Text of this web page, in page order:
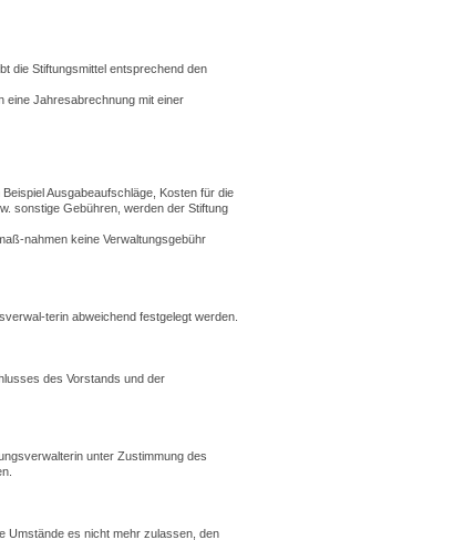
die Stiftungsmittel entsprechend den
eine Jahresabrechnung mit einer
Ausgabeaufschläge, Kosten für die
sonstige Gebühren, werden der Stiftung
nahmen keine Verwaltungsgebühr
terin abweichend festgelegt werden.
des Vorstands und der
unter Zustimmung des
Umstände es nicht mehr zulassen, den